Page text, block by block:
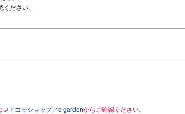
ください。
ドコモショップ／d gardenからご確認ください。